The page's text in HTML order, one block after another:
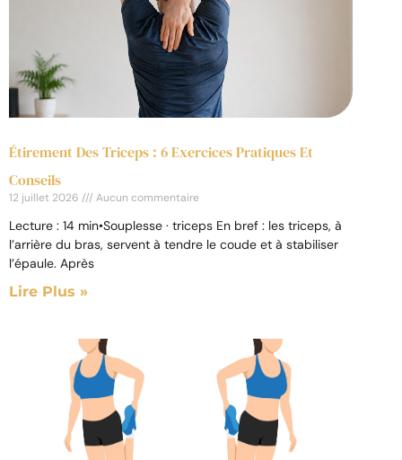
Étirement Des Triceps : 6 Exercices Pratiques Et
Conseils
12 juillet 2026 Aucun commentaire
Lecture : 14 min•Souplesse · triceps En bref : les triceps, à
l’arrière du bras, servent à tendre le coude et à stabiliser
l’épaule. Après
Lire Plus »